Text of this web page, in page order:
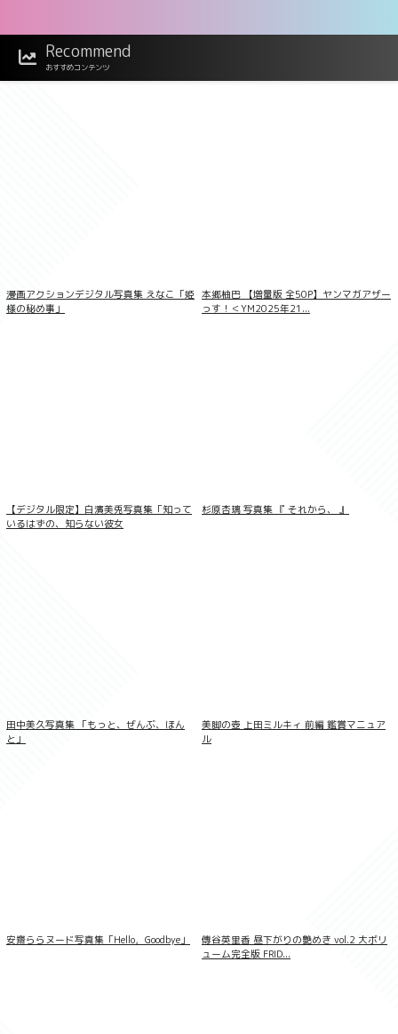
イメ撮り むちえろ9
Recommend
おすすめコンテンツ
漫画アクションデジタル写真集 えなこ「姫
様の秘め事」
本郷柚巴 【増量版 全50P】ヤンマガアザー
っす！＜YM2025年21...
【デジタル限定】白濱美兎写真集「知って
いるはずの、知らない彼女
杉原杏璃 写真集 『 それから、 』
田中美久写真集 「もっと、ぜんぶ、ほん
と」
美脚の壺 上田ミルキィ 前編 鑑賞マニュア
ル
安齋ららヌード写真集「Hello，Goodbye」
傳谷英里香 昼下がりの艶めき vol.2 大ボリ
ューム完全版 FRID...